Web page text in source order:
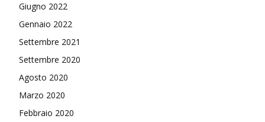
Giugno 2022
Gennaio 2022
Settembre 2021
Settembre 2020
Agosto 2020
Marzo 2020
Febbraio 2020